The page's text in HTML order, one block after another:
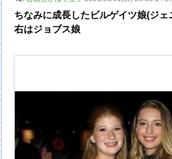
ちなみに成長したビルゲイツ娘(ジェ
右はジョブス娘